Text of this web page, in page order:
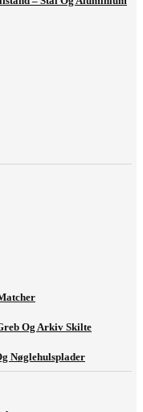
Og Arkiv Skilte
Nøglehulsplader